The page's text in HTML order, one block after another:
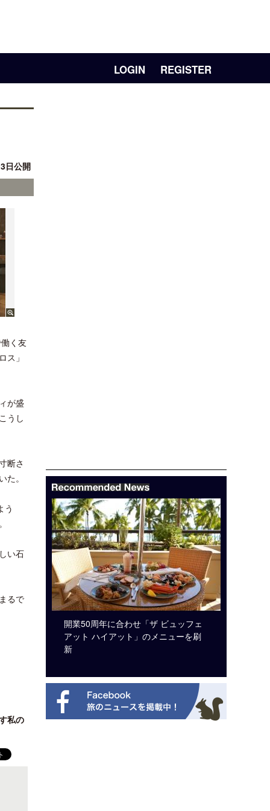
LOGIN REGISTER
日公開
く友
ス」
が盛
うし
断さ
。
う
い石
るで
私の
開業50周年に合わせ「ザ ビュッフェ
アット ハイアット」のメニューを刷
新